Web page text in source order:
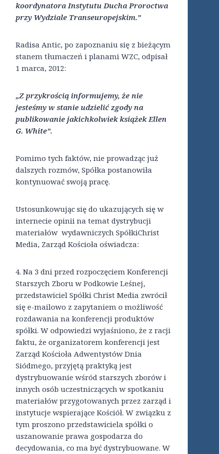
koordynatora Instytutu Ducha Proroctwa
przy Wydziale Transeuropejskim.”
Radisa Antic, po zapoznaniu się z bieżącym
stanem tłumaczeń i planami WZC, odpisał
1 marca, 2012:
„Z przykrością informujemy, że nie
jesteśmy w stanie udzielić zgody na
publikowanie jakichkolwiek książek Ellen
G. White”.
Pomimo tych faktów, nie prowadząc już
dalszych rozmów, Spółka postanowiła
kontynuować swoją pracę.
Ustosunkowując się do ukazujących się w
internecie opinii na temat dystrybucji
materiałów wydawniczych SpółkiChrist
Media, Zarząd Kościoła oświadcza:
4. Na 3 dni przed rozpoczęciem Konferencji
Starszych Zboru w Podkowie Leśnej,
przedstawiciel Spółki Christ Media zwrócił
się e-mailowo z zapytaniem o możliwość
rozdawania na konferencji produktów
spółki. W odpowiedzi wyjaśniono, że z racji
faktu, że organizatorem konferencji jest
Zarząd Kościoła Adwentystów Dnia
Siódmego, przyjętą praktyką jest
dystrybuowanie wśród starszych zborów i
innych osób uczestniczących w spotkaniu
materiałów przygotowanych przez zarząd i
instytucje wspierające Kościół. W związku z
tym proszono przedstawiciela spółki o
uszanowanie prawa gospodarza do
decydowania, co ma być dystrybuowane. W